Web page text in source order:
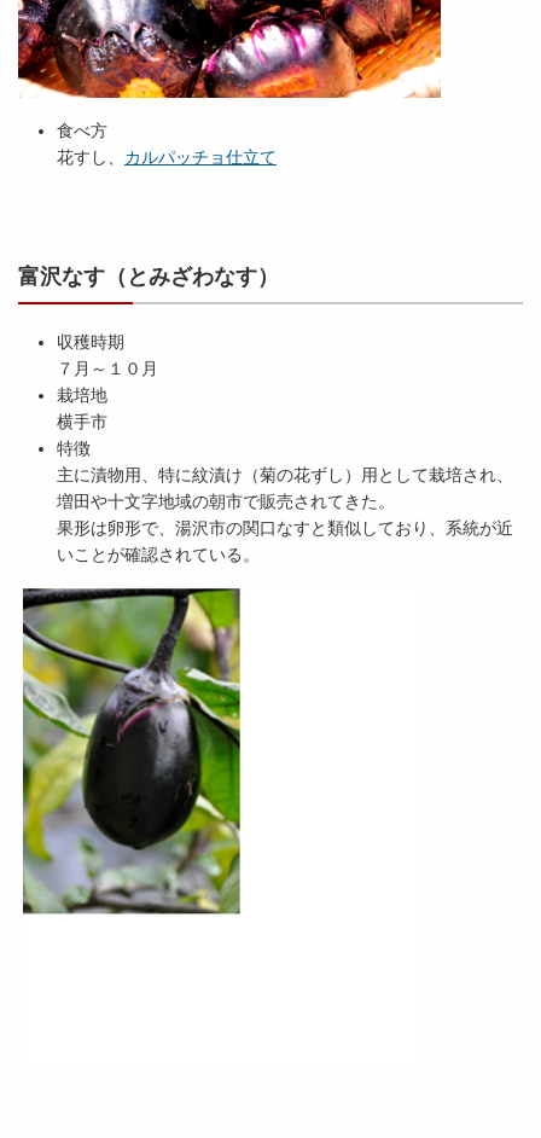
食べ方
花すし、 カルパッチョ仕立て
富沢なす（とみざわなす）
収穫時期
７月～１０月
栽培地
横手市
特徴
主に漬物用、特に紋漬け（菊の花ずし）用として栽培され、
増田や十文字地域の朝市で販売されてきた。
果形は卵形で、湯沢市の関口なすと類似しており、系統が近
いことが確認されている。